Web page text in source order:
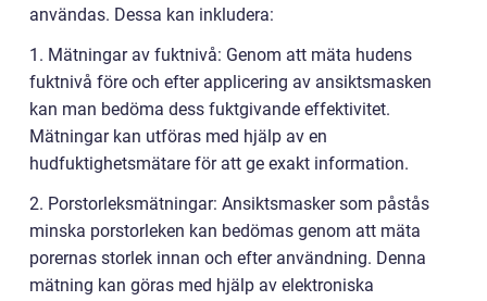
användas. Dessa kan inkludera:
1. Mätningar av fuktnivå: Genom att mäta hudens
fuktnivå före och efter applicering av ansiktsmasken
kan man bedöma dess fuktgivande effektivitet.
Mätningar kan utföras med hjälp av en
hudfuktighetsmätare för att ge exakt information.
2. Porstorleksmätningar: Ansiktsmasker som påstås
minska porstorleken kan bedömas genom att mäta
porernas storlek innan och efter användning. Denna
mätning kan göras med hjälp av elektroniska